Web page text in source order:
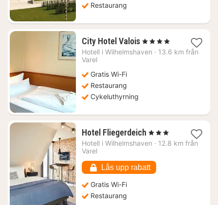
Restaurang
City Hotel Valois1
natt
, 4 Stjärnor
Hotell i Wilhelmshaven · 13.6 km från
Varel
Gratis Wi-Fi
Restaurang
Cykeluthyrning
Hotel Fliegerdeich 1
natt
kr.
, 3 Stjärnor
Hotell i Wilhelmshaven · 12.8 km från
Varel
Lås upp rabatt
Gratis Wi-Fi
Restaurang